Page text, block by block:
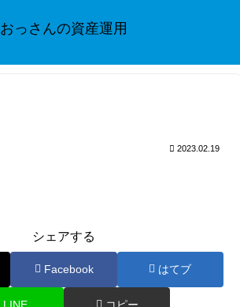
おっさんの資産運用
2023.02.19
シェアする
Facebook はてブ
LINE コピー